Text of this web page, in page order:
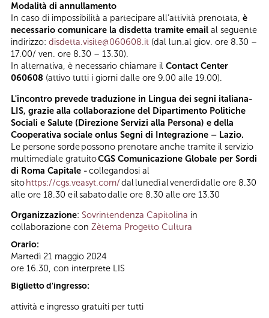
Modalità di annullamento
In caso di impossibilità a partecipare all’attività prenotata, è
necessario comunicare la disdetta tramite email al seguente
indirizzo: disdetta.visite@060608.it (dal lun.al giov. ore 8.30 –
17.00/ ven. ore 8.30 – 13.30).
In alternativa, è necessario chiamare il Contact Center
060608 (attivo tutti i giorni dalle ore 9.00 alle 19.00).
L'incontro prevede traduzione in Lingua dei segni italiana-
LIS, grazie alla collaborazione del Dipartimento Politiche
Sociali e Salute (Direzione Servizi alla Persona) e della
Cooperativa sociale onlus Segni di Integrazione – Lazio.
Le persone sorde possono prenotare anche tramite il servizio
multimediale gratuitoCGS Comunicazione Globale per Sordi
di Roma Capitale -collegandosi al
sitohttps://cgs.veasyt.com/dal lunedì al venerdì dalle ore 8.30
alle ore 18.30 e il sabato dalle ore 8.30 alle ore 13.30
Organizzazione: Sovrintendenza Capitolina in
collaborazione con Zètema Progetto Cultura
Orario:
Martedì 21 maggio 2024
ore 16.30, con interprete LIS
Biglietto d'ingresso:
attività e ingresso gratuiti per tutti